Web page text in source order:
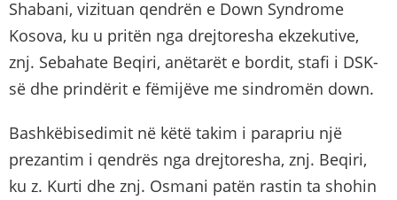
Shabani, vizituan qendrën e Down Syndrome
Kosova, ku u pritën nga drejtoresha ekzekutive,
znj. Sebahate Beqiri, anëtarët e bordit, stafi i DSK-
së dhe prindërit e fëmijëve me sindromën down.
Bashkëbisedimit në këtë takim i parapriu një
prezantim i qendrës nga drejtoresha, znj. Beqiri,
ku z. Kurti dhe znj. Osmani patën rastin ta shohin